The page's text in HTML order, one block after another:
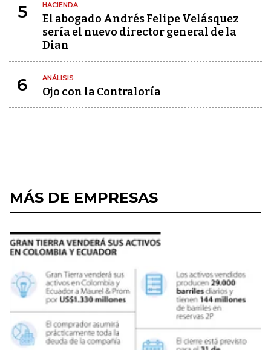
5 HACIENDA
El abogado Andrés Felipe Velásquez
sería el nuevo director general de la
Dian
6 ANÁLISIS
Ojo con la Contraloría
MÁS DE EMPRESAS